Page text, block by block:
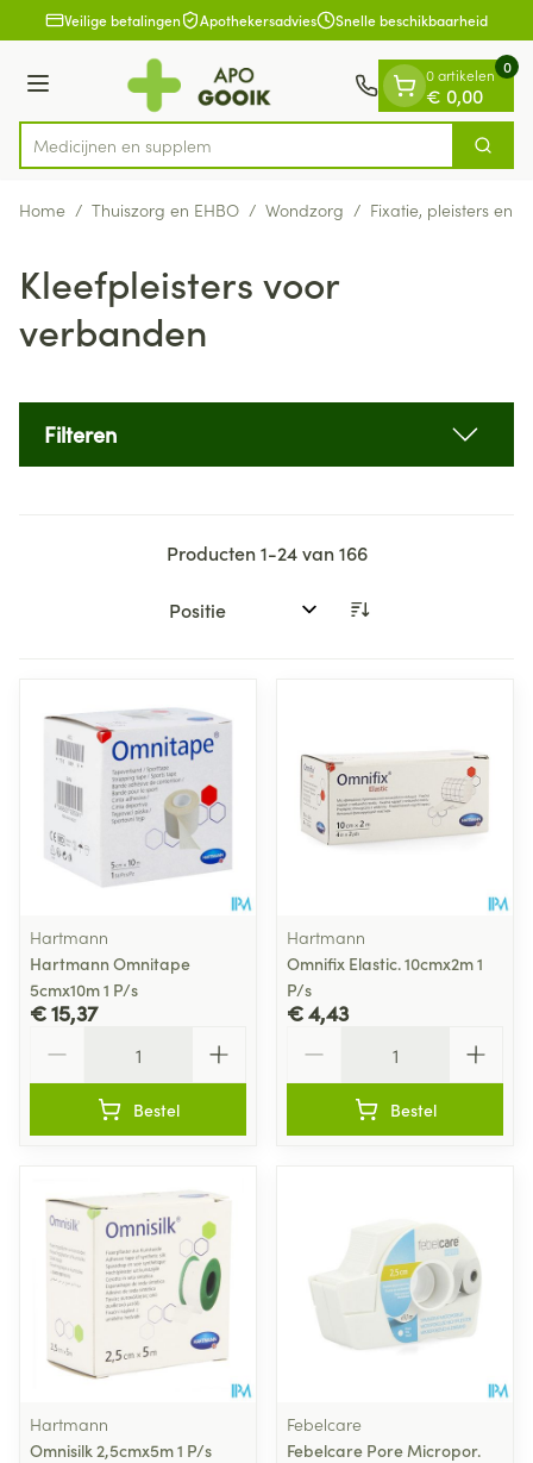
Ga naar de inhoud
1 van 1Veilige betalingen Apothekersadvies Snelle beschikbaarheid
Menu
Product, merk, categorie... Zoek
0 artikelen
€ 0,00
0
Home / Thuiszorg en EHBO / Wondzorg / Fixatie, pleisters en
Kleefpleisters voor
verbanden
Filteren
Producten1-24van166
Sorteer op:
Hartmann
Hartmann Omnitape
5cmx10m 1 P/s
€ 15,37
Bestel
Hartmann
Omnifix Elastic. 10cmx2m 1
P/s
€ 4,43
Bestel
Hartmann
Omnisilk 2,5cmx5m 1 P/s
Febelcare
Febelcare Pore Micropor.